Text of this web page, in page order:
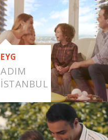
EYG
ADIM
İSTANBUL